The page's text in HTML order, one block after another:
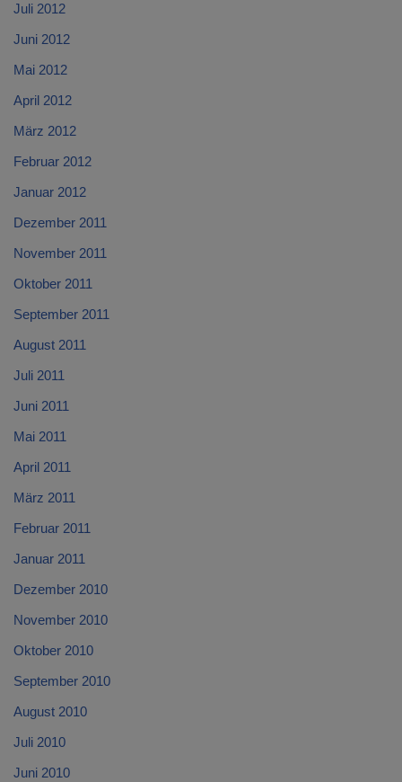
Juli 2012
Juni 2012
Mai 2012
April 2012
März 2012
Februar 2012
Januar 2012
Dezember 2011
November 2011
Oktober 2011
September 2011
August 2011
Juli 2011
Juni 2011
Mai 2011
April 2011
März 2011
Februar 2011
Januar 2011
Dezember 2010
November 2010
Oktober 2010
September 2010
August 2010
Juli 2010
Juni 2010